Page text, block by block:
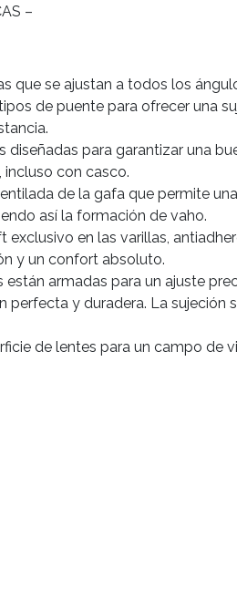
–
que se ajustan a todos los
de puente para ofrecer una
diseñadas para garantizar una
con casco.
de la gafa que permite una
así la formación de vaho.
exclusivo en las varillas,
y un confort absoluto.
están armadas para un ajuste
perfecta y duradera. La sujeción
de lentes para un campo de